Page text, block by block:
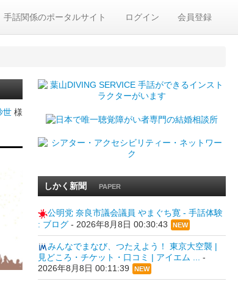
ログイン 会員登録
手話関係のポータルサイト
世 様
しかく新聞 PAPER
公明党 奈良市議会議員 やまぐち寛 - 手話体験
: ブログ- 2026年8月8日 00:30:43 NEW
みんなでまなび、つたえよう！ 東京大空襲 |
見どころ・チケット・口コミ | アイエム ...
-
2026年8月8日 00:11:39
NEW